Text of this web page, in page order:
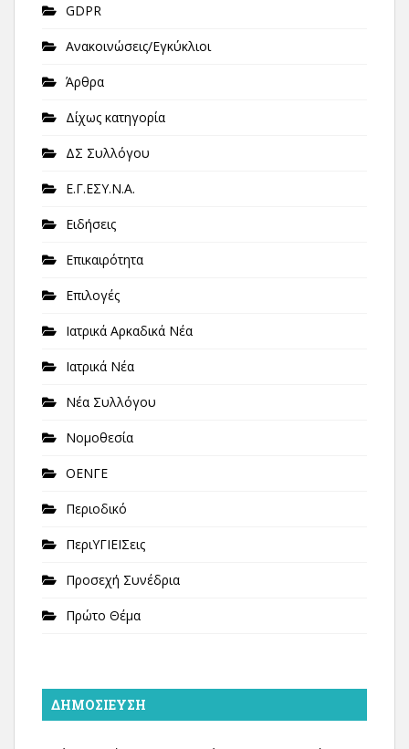
GDPR
Ανακοινώσεις/Εγκύκλιοι
Άρθρα
Δίχως κατηγορία
ΔΣ Συλλόγου
Ε.Γ.ΕΣΥ.Ν.Α.
Ειδήσεις
Επικαιρότητα
Επιλογές
Ιατρικά Αρκαδικά Νέα
Ιατρικά Νέα
Νέα Συλλόγου
Νομοθεσία
ΟΕΝΓΕ
Περιοδικό
ΠεριΥΓΙΕΙΣεις
Προσεχή Συνέδρια
Πρώτο Θέμα
ΔΗΜΟΣΊΕΥΣΗ